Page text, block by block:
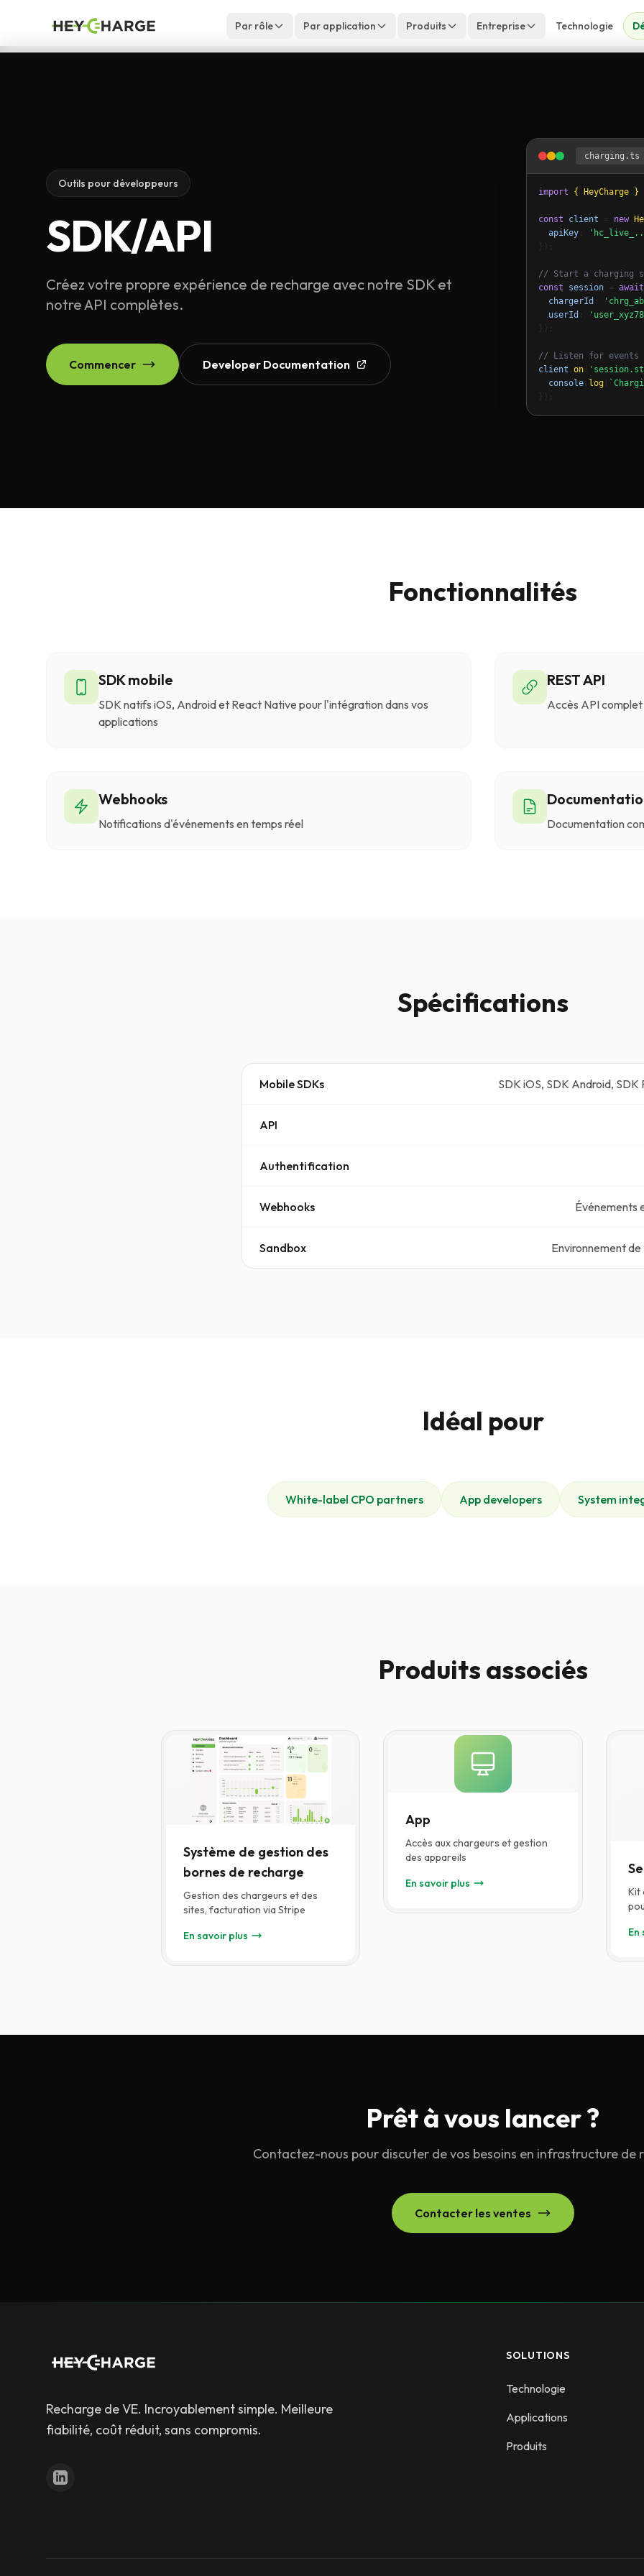
Par rôle Par application Produits Entreprise Technologie
Outils pour développeurs
SDK/API
Créez votre propre expérience de recharge avec notre SDK et
notre API complètes.
Commencer Developer Documentation
charging.ts
import { HeyCharge }
const client new
apiKey
// Start a charging
const
session await
chargerId
userId
// Listen for events
client on
console
log
Fonctionnalités
SDK mobile
SDK natifs iOS, Android et React Native pour l'intégration dans vos
applications
REST API
Accès API
Webhooks
Notifications d'événements en temps réel Documentation
Spécifications
Mobile SDKs SDK iOS, SDK Android,
API
Authentification
Webhooks Événements
Sandbox Environnement
Idéal pour
White-label CPO partners App developers System
Produits associés
Système de gestion des
bornes de recharge
Gestion des chargeurs et des
sites, facturation via Stripe
Système de gestion des bornes de recharge —
En savoir plus
App
Accès aux chargeurs et gestion
des appareils
App —
En savoir plus
Kit
En
Prêt à vous lancer ?
Contactez-nous pour discuter de vos besoins en infrastructure de
Contacter les ventes
Recharge de VE. Incroyablement simple. Meilleure
fiabilité, coût réduit, sans compromis.
SOLUTIONS
Technologie
Applications
Produits